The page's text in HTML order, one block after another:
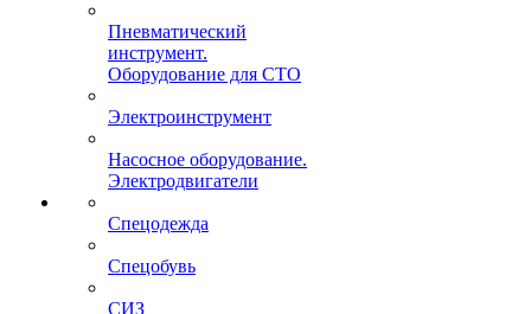
Пневматический
инструмент.
Оборудование для СТО
Электроинструмент
Насосное оборудование.
Электродвигатели
Спецодежда
Спецобувь
СИЗ